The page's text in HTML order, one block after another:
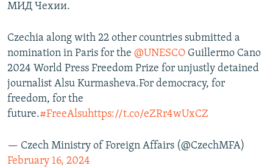
МИД Чехии.
Czechia along with 22 other countries submitted a
nomination in Paris for the @UNESCO Guillermo Cano
2024 World Press Freedom Prize for unjustly detained
journalist Alsu Kurmasheva.For democracy, for
freedom, for the
future.#FreeAlsuhttps://t.co/eZRr4wUxCZ
— Czech Ministry of Foreign Affairs (@CzechMFA)
February 16, 2024